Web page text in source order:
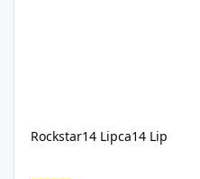
Rockstar14 Lipca14 Lip